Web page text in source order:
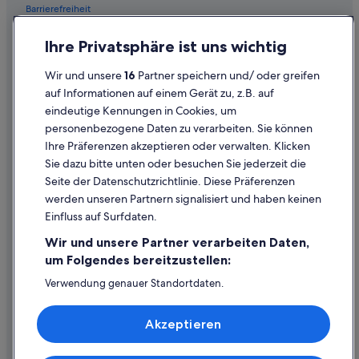
Hotels mit Aussicht in San Francisco
Hotels mit Suiten in San Francisco
San Francisco Hotels
Motels in San Francisco
Hotels nahe Tattoo Art Museum
Union Square - Kongresszentrum: Hotels
Barrierefreiheit
Rechtliche Hinweise/Kontakt
Inhaltsrichtlinien und Melden von Inhalten
Hilfe
Hilfe
Rückerstattungsprozess und Zeitrahmen
Buchen Sie einen Flug mit einer Gutschrift bei der Fluggesellschaft
Internationale Reisedokumente
Ihre Privatsphäre ist uns wichtig
Wir und unsere16 Partner speichern und/ oder greifen
auf Informationen auf einem Gerät zu, z.B. auf
eindeutige Kennungen in Cookies, um
personenbezogene Daten zu verarbeiten. Sie können
Ihre Präferenzen akzeptieren oder verwalten. Klicken
Sie dazu bitte unten oder besuchen Sie jederzeit die
Seite der Datenschutzrichtlinie. Diese Präferenzen
werden unseren Partnern signalisiert und haben keinen
Einfluss auf Surfdaten.
Wir und unsere Partner verarbeiten Daten,
um Folgendes bereitzustellen:
Verwendung genauer Standortdaten.
Speichern von oder Zugriff auf Informationen auf einem
Endgerät. Personalisierte Werbung und Inhalte, Messung
von Werbeleistung und der Performance von Inhalten,
Akzeptieren